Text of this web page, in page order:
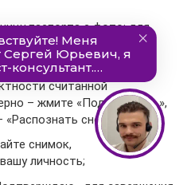
паспорта с фото: для
камеру на документ и
считанной
– жмите «Подтвердить»,
снова»;
снимок,
личность;